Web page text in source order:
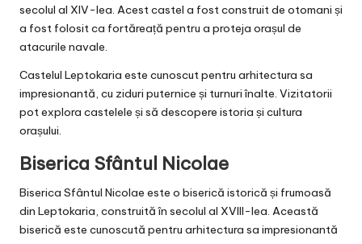
secolul al XIV-lea. Acest castel a fost construit de otomani și
a fost folosit ca fortăreață pentru a proteja orașul de
atacurile navale.
Castelul Leptokaria este cunoscut pentru arhitectura sa
impresionantă, cu ziduri puternice și turnuri înalte. Vizitatorii
pot explora castelele și să descopere istoria și cultura
orașului.
Biserica Sfântul Nicolae
Biserica Sfântul Nicolae este o biserică istorică și frumoasă
din Leptokaria, construită în secolul al XVIII-lea. Această
biserică este cunoscută pentru arhitectura sa impresionantă